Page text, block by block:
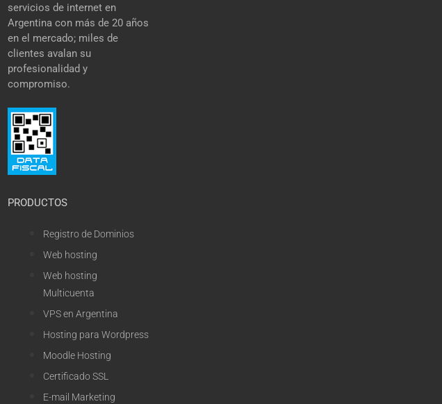
servicios de internet en
Argentina con más de 20 años
en el mercado; miles de
clientes avalan su
profesionalidad y
compromiso.
PRODUCTOS
Registro de Dominios
Web hosting
Web hosting
Multicuenta
VPS en Argentina
Hosting para Wordpress
Moodle Hosting
Certificado SSL
E-mail Marketing